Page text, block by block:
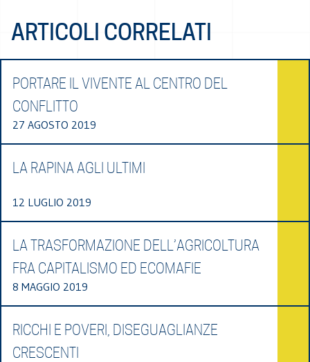
ARTICOLI CORRELATI
PORTARE IL VIVENTE AL CENTRO DEL
CONFLITTO
27 AGOSTO 2019
LA RAPINA AGLI ULTIMI
12 LUGLIO 2019
LA TRASFORMAZIONE DELL’AGRICOLTURA
FRA CAPITALISMO ED ECOMAFIE
8 MAGGIO 2019
RICCHI E POVERI, DISEGUAGLIANZE
CRESCENTI